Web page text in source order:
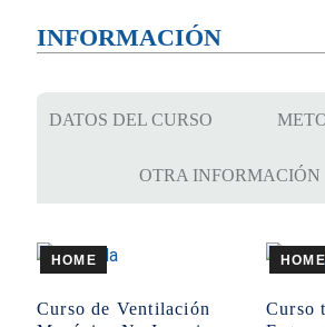
INFORMACIÓN
DATOS DEL CURSO
OTRA INFORMACIÓN
HOME
Curso de Ventilación
HOME
Curso